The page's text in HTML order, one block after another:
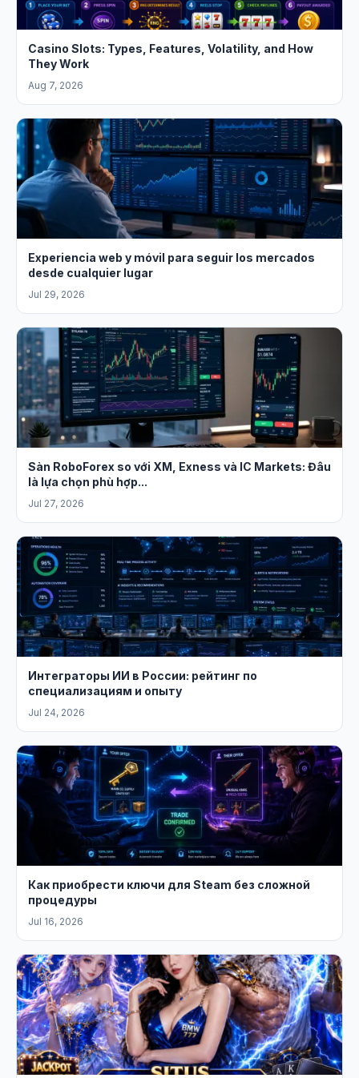
Casino Slots: Types, Features, Volatility, and How
They Work
Aug 7, 2026
Experiencia web y móvil para seguir los mercados
desde cualquier lugar
Jul 29, 2026
Sàn RoboForex so với XM, Exness và IC Markets: Đâu
là lựa chọn phù hợp...
Jul 27, 2026
Интеграторы ИИ в России: рейтинг по
специализациям и опыту
Jul 24, 2026
Как приобрести ключи для Steam без сложной
процедуры
Jul 16, 2026